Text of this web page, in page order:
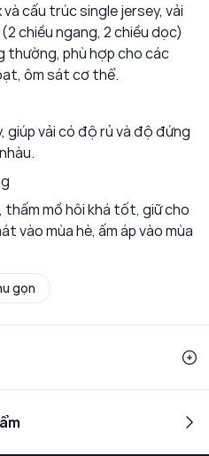
cấu trúc single jersey, vải
chiều ngang, 2 chiều dọc)
phù hợp cho các
ôm sát cơ thể.
giúp vải có độ rủ và độ đứng
mồ hôi khá tốt, giữ cho
vào mùa hè, ấm áp vào mùa
gọn